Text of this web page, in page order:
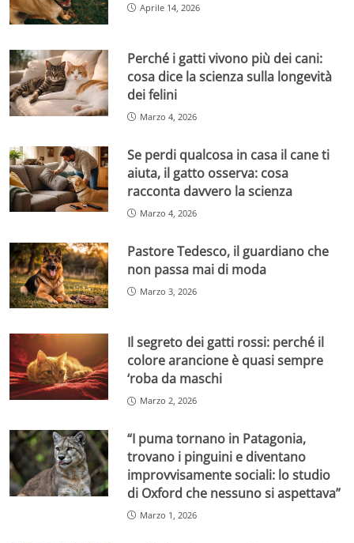
Aprile 14, 2026
Perché i gatti vivono più dei cani:
cosa dice la scienza sulla longevità
dei felini
Marzo 4, 2026
Se perdi qualcosa in casa il cane ti
aiuta, il gatto osserva: cosa
racconta davvero la scienza
Marzo 4, 2026
Pastore Tedesco, il guardiano che
non passa mai di moda
Marzo 3, 2026
Il segreto dei gatti rossi: perché il
colore arancione è quasi sempre
‘roba da maschi
Marzo 2, 2026
“I puma tornano in Patagonia,
trovano i pinguini e diventano
improvvisamente sociali: lo studio
di Oxford che nessuno si aspettava”
Marzo 1, 2026